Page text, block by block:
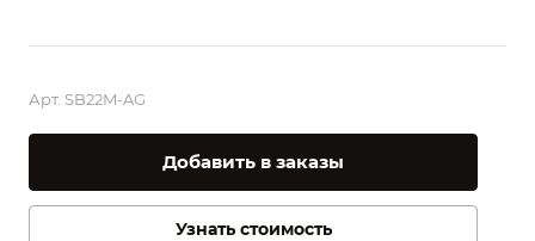
Арт. SB22M-AG
Добавить в заказы
Узнать стоимость